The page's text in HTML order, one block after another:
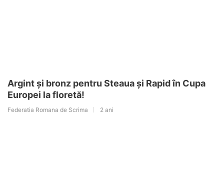
Argint și bronz pentru Steaua și Rapid în Cupa
Europei la floretă!
Federatia Romana de Scrima 2 ani